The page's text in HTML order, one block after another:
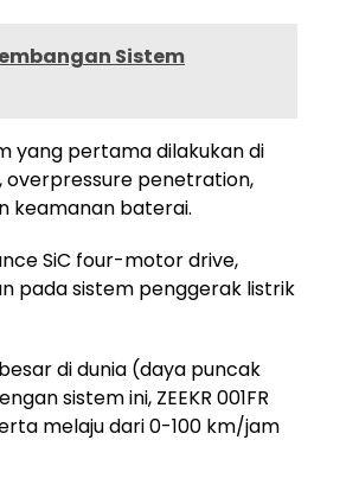
Sistem
yang pertama dilakukan di
overpressure penetration,
keamanan baterai.
SiC four-motor drive,
pada sistem penggerak listrik
di dunia (daya puncak
sistem ini, ZEEKR 001FR
melaju dari 0-100 km/jam